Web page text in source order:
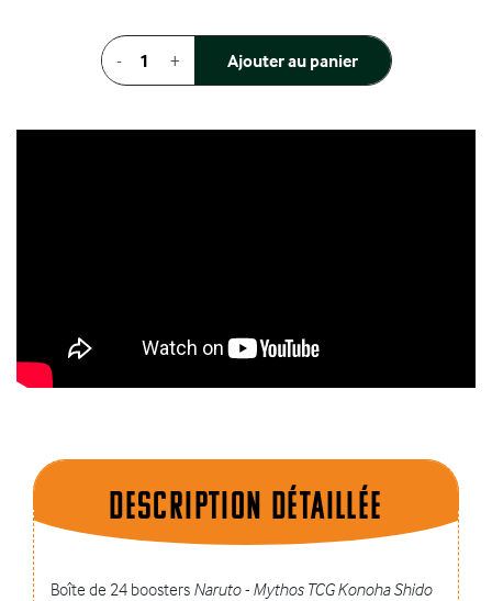
- + Ajouter au panier
Description dÉtaillÉe
Boîte de 24 boosters Naruto - Mythos TCG Konoha Shido